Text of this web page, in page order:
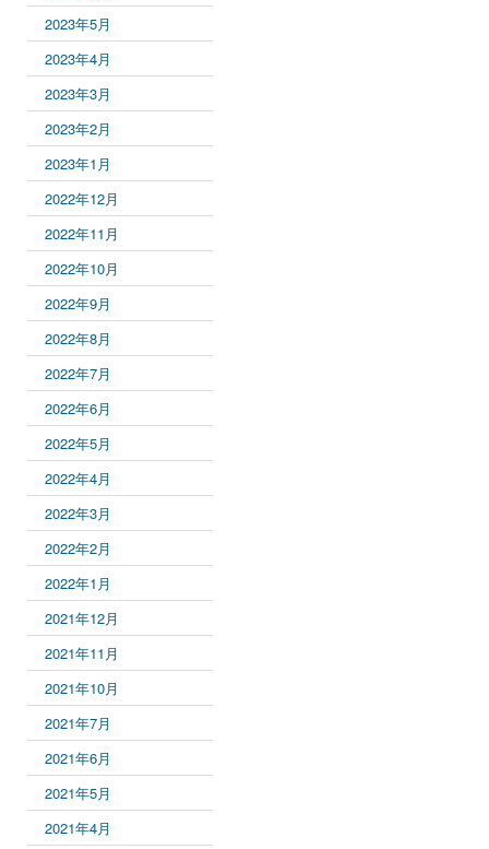
2023年5月
2023年4月
2023年3月
2023年2月
2023年1月
2022年12月
2022年11月
2022年10月
2022年9月
2022年8月
2022年7月
2022年6月
2022年5月
2022年4月
2022年3月
2022年2月
2022年1月
2021年12月
2021年11月
2021年10月
2021年7月
2021年6月
2021年5月
2021年4月